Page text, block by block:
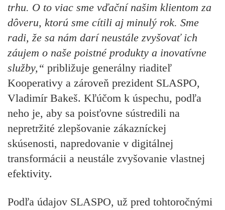
trhu. O to viac sme vďační našim klientom za
dôveru, ktorú sme cítili aj minulý rok. Sme
radi, že sa nám darí neustále zvyšovať ich
záujem o naše poistné produkty a inovatívne
služby,“ približuje generálny riaditeľ
Kooperativy a zároveň prezident SLASPO,
Vladimír Bakeš. Kľúčom k úspechu, podľa
neho je, aby sa poisťovne sústredili na
nepretržité zlepšovanie zákazníckej
skúsenosti, napredovanie v digitálnej
transformácii a neustále zvyšovanie vlastnej
efektivity.
Podľa údajov SLASPO, už pred tohtoročnými